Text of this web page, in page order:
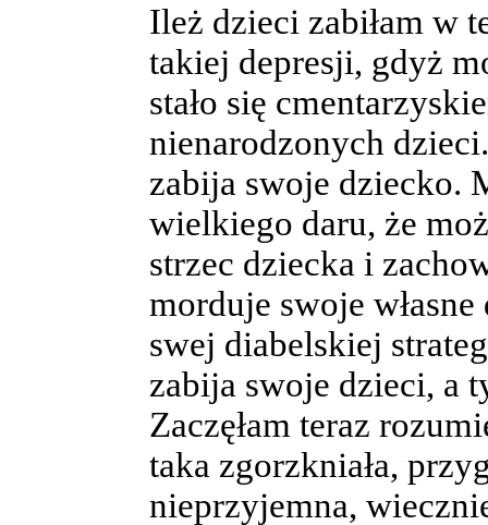
Ileż dzieci zabiłam w
takiej depresji, gdyż
stało się
nienarodzonych
zabija swoje dziecko.
wielkiego daru, że
strzec dziecka i
morduje swoje
swej diabelskiej
zabija swoje dzieci, a
Zaczęłam teraz
taka zgorzkniała,
nieprzyjemna,